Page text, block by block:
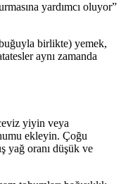
yardımcı oluyor”
birlikte) yemek,
aynı zamanda
yiyin veya
ekleyin. Çoğu
yağ oranı düşük ve